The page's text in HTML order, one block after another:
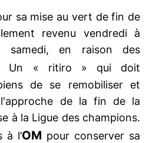
sa mise au vert de fin de
revenu vendredi à
samedi, en raison des
Un « ritiro » qui doit
de se remobiliser et
de la fin de la
à la Ligue des champions.
à l’OM pour conserver sa